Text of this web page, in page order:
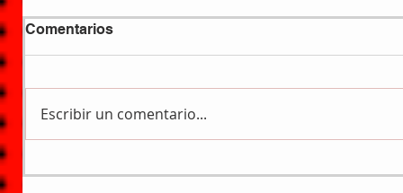
Comentarios
Escribir un comentario...